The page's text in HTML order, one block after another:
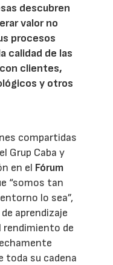
descubren
valor no
procesos
calidad de las
clientes,
y otros
compartidas
Grup Caba y
en el Fórum
“somos tan
lo sea”,
aprendizaje
rendimiento de
toda su cadena